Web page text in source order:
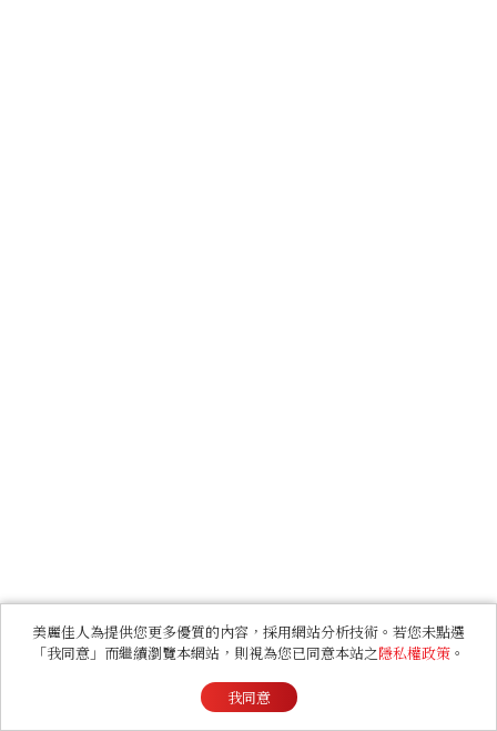
美麗佳人為提供您更多優質的內容，採用網站分析技術。若您未點選
「我同意」而繼續瀏覽本網站，則視為您已同意本站之隱私權政策 。
我同意